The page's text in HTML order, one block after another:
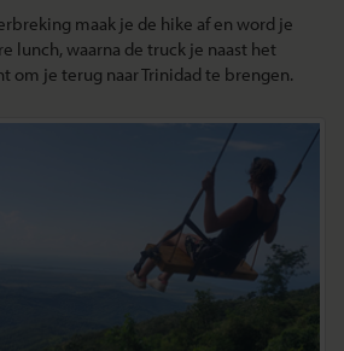
maak je de hike af en word je
lunch, waarna de truck je naast het
om je terug naar Trinidad te brengen.